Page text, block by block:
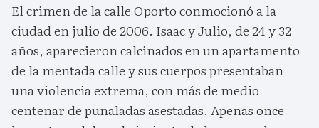
El crimen de la calle Oporto conmocionó a la
ciudad en julio de 2006. Isaac y Julio, de 24 y 32
años, aparecieron calcinados en un apartamento
de la mentada calle y sus cuerpos presentaban
una violencia extrema, con más de medio
centenar de puñaladas asestadas. Apenas once